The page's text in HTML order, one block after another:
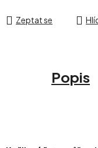
Zeptat se
Popis